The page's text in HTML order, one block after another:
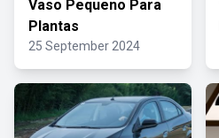
Vaso Pequeno Para
Plantas
25 September 2024